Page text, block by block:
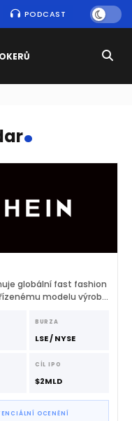
PODCAST
.
globální fast fashion
modelu výroby
řetězci.
BURZA
LSE / NYSE
CÍL IPO
$2MLD
OCENĚNÍ